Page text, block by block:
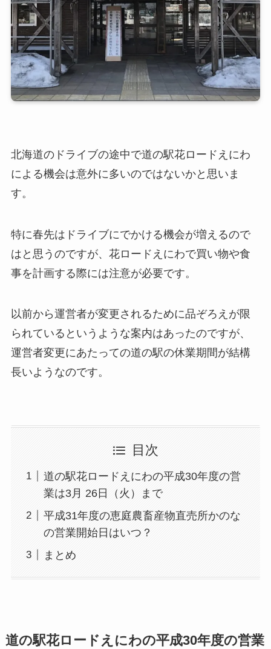
北海道のドライブの途中で道の駅花ロードえにわ
による機会は意外に多いのではないかと思いま
す。
特に春先はドライブにでかける機会が増えるので
はと思うのですが、花ロードえにわで買い物や食
事を計画する際には注意が必要です。
以前から運営者が変更されるために品ぞろえが限
られているというような案内はあったのですが、
運営者変更にあたっての道の駅の休業期間が結構
長いようなのです。
目次
道の駅花ロードえにわの平成30年度の営
業は3月 26日（火）まで
平成31年度の恵庭農畜産物直売所かのな
の営業開始日はいつ？
まとめ
道の駅花ロードえにわの平成30年度の営業